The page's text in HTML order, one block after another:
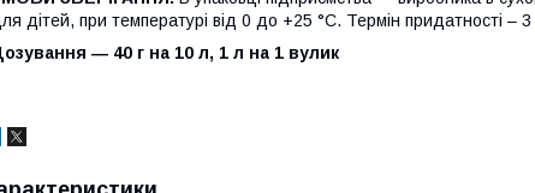
дітей, при температурі від 0 до +25 °С. Термін придатності –
― 40 г на 10 л, 1 л на 1 вулик